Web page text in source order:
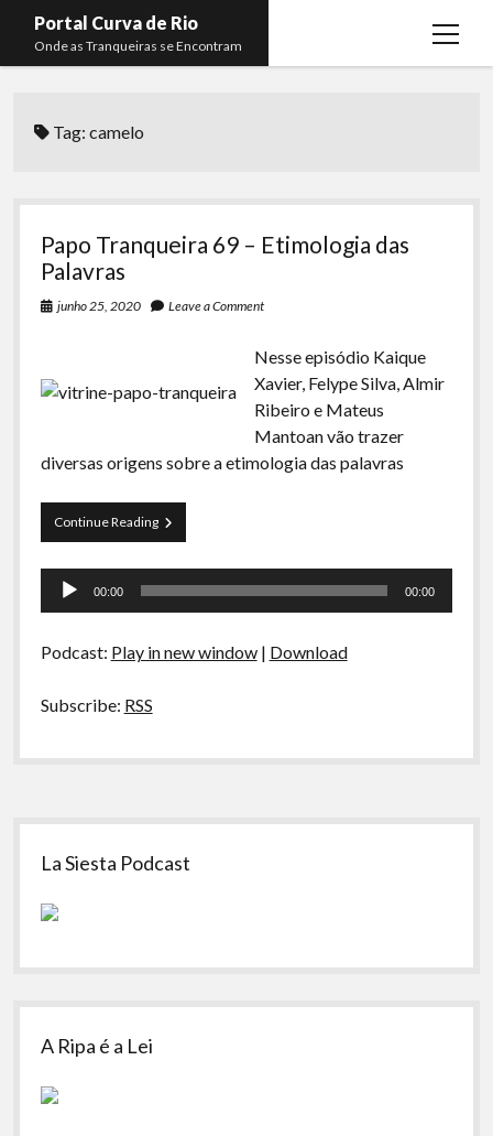
Portal Curva de Rio
Onde as Tranqueiras se Encontram
open
menu
Curva de Rio
Komos
La Siesta Podcast
Rachão na Beira do RIo
Papo Tranqueira
A Ripa É a Lei
Especiais
Preliminares
Membros
Lucas Oliveira
Kaique Xavier
Rafael Almeida
Tag:camelo
Papo Tranqueira 69 – Etimologia das
Palavras
junho 25, 2020 Leave a Comment
Nesse episódio Kaique
Xavier, Felype Silva, Almir
Ribeiro e Mateus
Mantoan vão trazer
diversas origens sobre a etimologia das palavras
Continue ReadingPapo
Tranqueira
Etimologia
Tocador
00:00 00:00
Podcast: Play in new window| Download
Subscribe: RSS
Sidebar
La Siesta Podcast
A Ripa é a Lei